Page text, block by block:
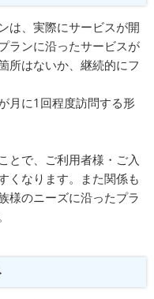
は、実際にサービスが開
ランに沿ったサービスが
所はないか、継続的にフ
月に1回程度訪問する形
とで、ご利用者様・ご入
くなります。また関係も
様のニーズに沿ったプラ